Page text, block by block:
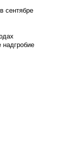
сентябре